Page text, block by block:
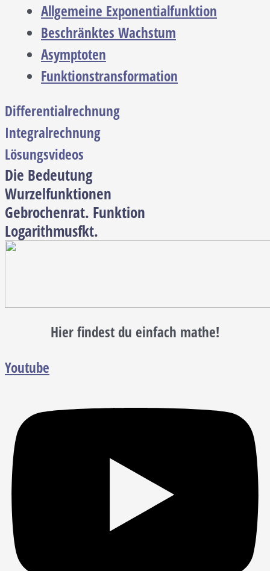
Allgemeine Exponentialfunktion
Beschränktes Wachstum
Asymptoten
Funktionstransformation
Differentialrechnung
Integralrechnung
Lösungsvideos
Die Bedeutung
Wurzelfunktionen
Gebrochenrat. Funktion
Logarithmusfkt.
Hier findest du einfach mathe!
Youtube